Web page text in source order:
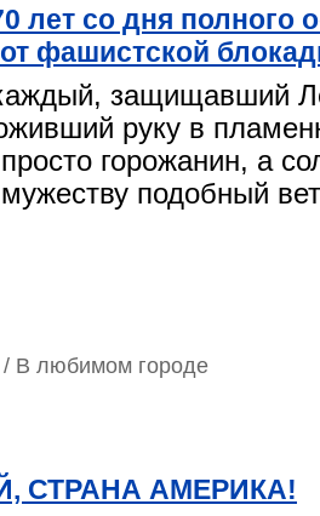
лет со дня полного
фашистской
защищавший
руку в
горожанин, а
подобный
/ В любимом городе
СТРАНА АМЕРИКА!